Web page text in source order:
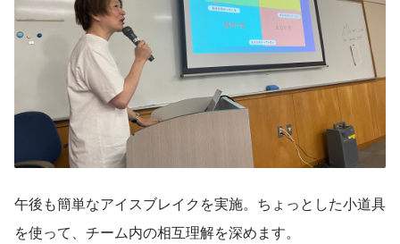
午後も簡単なアイスブレイクを実施。ちょっとした小道具
を使って、チーム内の相互理解を深めます。